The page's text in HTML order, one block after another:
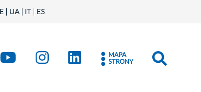
UA IT ES
- X
Kraków - YouTube
Kraków - Instagram
Kraków - LinkedIn
MAPA
STRONY